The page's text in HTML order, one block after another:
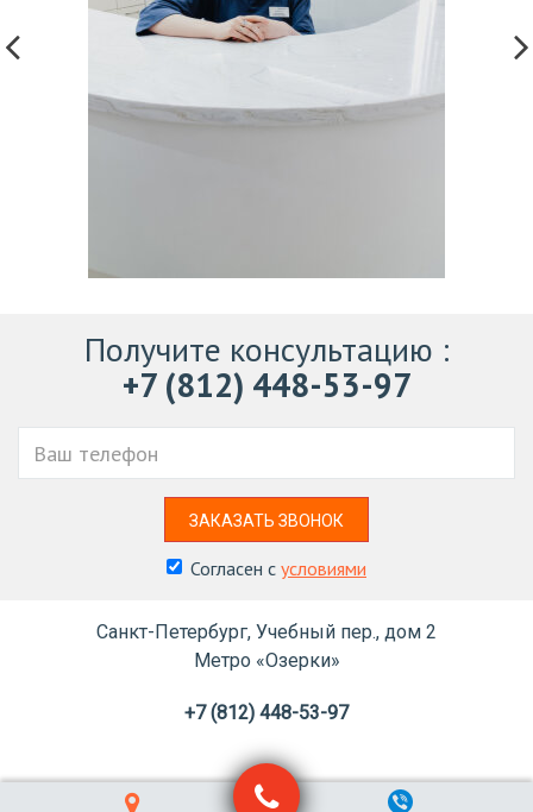
Получите консультацию :
+7 (812) 448-53-97
ЗАКАЗАТЬ ЗВОНОК
Согласен с условиями
Санкт-Петербург, Учебный пер., дом 2
Метро «Озерки»
+7 (812) 448-53-97